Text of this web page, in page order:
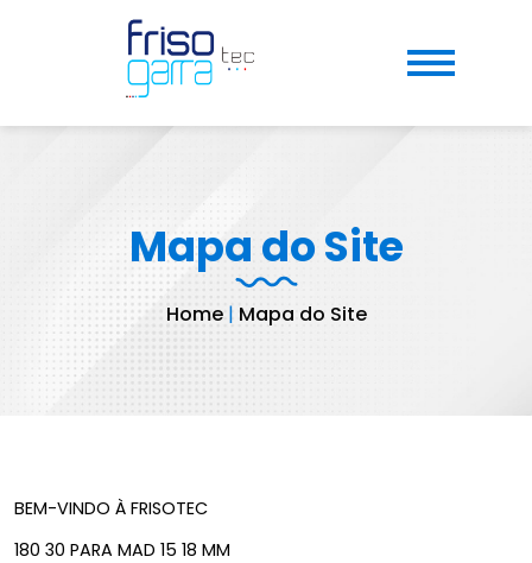
Mapa do Site
Home| Mapa do Site
BEM-VINDO À FRISOTEC
180 30 PARA MAD 15 18 MM